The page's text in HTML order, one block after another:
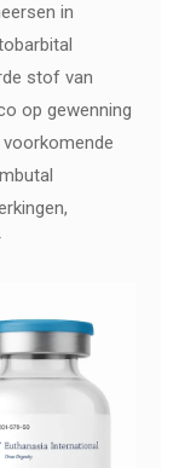
in
stof van
op gewenning